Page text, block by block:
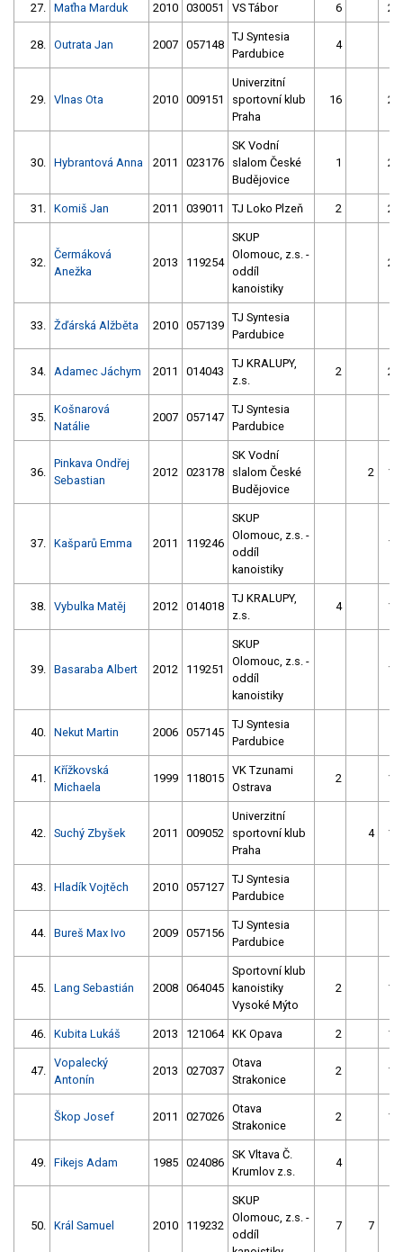
27. Maťha Marduk 2010 030051 VS Tábor 6
28. Outrata Jan 2007 057148
TJ Syntesia
Pardubice
4
29. Vlnas Ota 2010 009151
Univerzitní
sportovní klub
Praha
16
30. Hybrantová Anna 2011 023176
SK Vodní
slalom České
Budějovice
1
31. Komiš Jan 2011 039011 TJ Loko Plzeň 2
32.
Čermáková
Anežka
2013 119254
SKUP
Olomouc, z.s. -
oddíl
kanoistiky
33. Žďárská Alžběta 2010 057139
TJ Syntesia
Pardubice
34. Adamec Jáchym 2011 014043
TJ KRALUPY,
z.s.
2
35.
Košnarová
Natálie
2007 057147
TJ Syntesia
Pardubice
36.
Pinkava Ondřej
Sebastian
2012 023178
SK Vodní
slalom České
Budějovice
2
37. Kašparů Emma 2011 119246
SKUP
Olomouc, z.s. -
oddíl
kanoistiky
38. Vybulka Matěj 2012 014018
TJ KRALUPY,
z.s.
4
39. Basaraba Albert 2012 119251
SKUP
Olomouc, z.s. -
oddíl
kanoistiky
40. Nekut Martin 2006 057145
TJ Syntesia
Pardubice
41.
Křížkovská
Michaela
1999 118015
VK Tzunami
Ostrava
2
42. Suchý Zbyšek 2011 009052
Univerzitní
sportovní klub
Praha
4
43. Hladík Vojtěch 2010 057127
TJ Syntesia
Pardubice
44. Bureš Max Ivo 2009 057156
TJ Syntesia
Pardubice
45. Lang Sebastián 2008 064045
Sportovní klub
kanoistiky
Vysoké Mýto
2
46. Kubita Lukáš 2013 121064 KK Opava 2
47.
Vopalecký
Antonín
2013 027037
Otava
Strakonice
2
Škop Josef 2011 027026
Otava
Strakonice
2
49. Fikejs Adam 1985 024086
SK Vltava Č.
Krumlov z.s.
4
50. Král Samuel 2010 119232
SKUP
Olomouc, z.s. -
oddíl
7 7